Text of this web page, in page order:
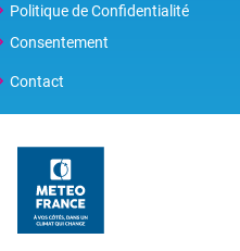
Politique de Confidentialité
Consentement
Contact